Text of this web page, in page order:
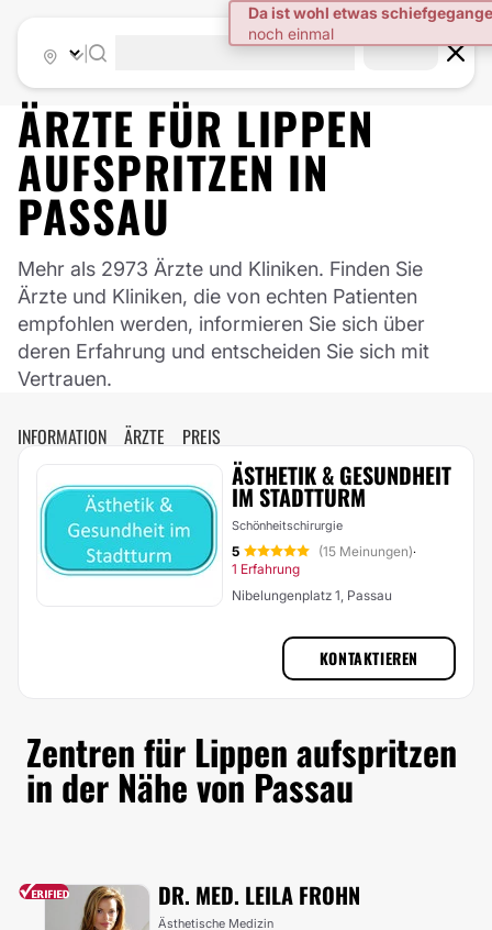
ÄRZTE FÜR LIPPEN
AUFSPRITZEN IN
PASSAU
Mehr als 2973 Ärzte und Kliniken. Finden Sie
Ärzte und Kliniken, die von echten Patienten
empfohlen werden, informieren Sie sich über
deren Erfahrung und entscheiden Sie sich mit
Vertrauen.
INFORMATION ÄRZTE PREIS
ÄSTHETIK & GESUNDHEIT
IM STADTTURM
Schönheitschirurgie
5 (15 Meinungen)·
1 Erfahrung
Nibelungenplatz 1, Passau
KONTAKTIEREN
Zentren für Lippen aufspritzen
in der Nähe von Passau
DR. MED. LEILA FROHN
Ästhetische Medizin